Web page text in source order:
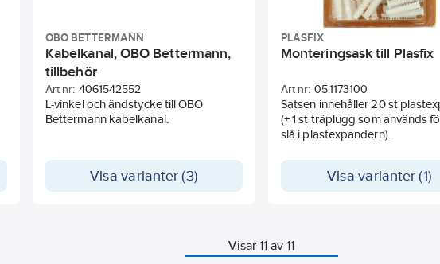
OBO BETTERMANN
Kabelkanal, OBO Bettermann,
tillbehör
Art nr: 4061542552
L-vinkel och ändstycke till OBO
Bettermann kabelkanal.
Visa varianter (3)
PLASFIX
Monteringsask till Plasfix
Art nr: 05.1173100
Satsen innehåller 20 st
(+ 1 st träplugg som används
slå i plastexpandern).
Visa varianter (1)
Visar 11 av 11